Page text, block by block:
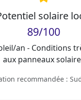
solaire
89/100
an - Conditions
aux panneaux
recommandée :